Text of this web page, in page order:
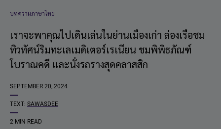
บทความภาษาไทย
เราจะพาคุณไปเดินเล่นในย่านเมืองเก่า ล่องเรือชม
ทิวทัศน์ริมทะเลเมดิเตอร์เรเนียน ชมพิพิธภัณฑ์
โบราณคดี และนั่งรถรางสุดคลาสสิก
SEPTEMBER 20, 2024
TEXT: SAWASDEE
2 MIN READ